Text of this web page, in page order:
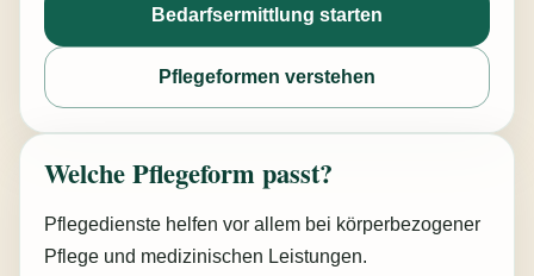
Bedarfsermittlung starten
Pflegeformen verstehen
Welche Pflegeform passt?
Pflegedienste helfen vor allem bei körperbezogener
Pflege und medizinischen Leistungen.